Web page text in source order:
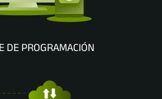
DE PROGRAMACIÓN